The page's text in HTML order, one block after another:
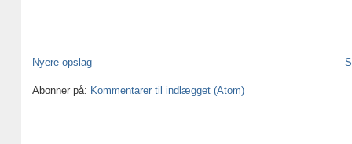
Nyere opslag
Abonner på: Kommentarer til indlægget (Atom)